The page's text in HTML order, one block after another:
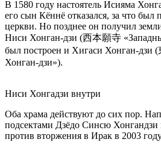
В 1580 году настоятель Исияма
его сын Кённё отказался, за что был
церкви. Но позднее он получил
Ниси Хонган-дзи (西本願寺
был построен и Хигаси Хонган-дзи
Хонган-дзи»).
Ниси Хонгадзи внутри
Оба храма действуют до сих пор.
подсектами Дзёдо Синсю Хонгандзи
против вторжения в Ирак в 2003